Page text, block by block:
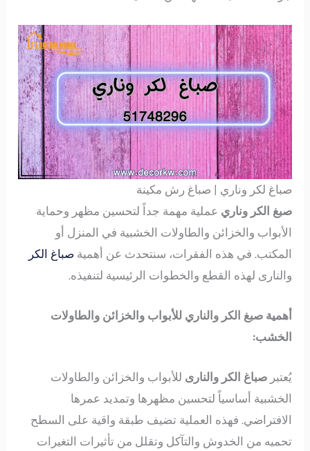
صباغ لكر وناري | صباغ رش مكينة
صبغ الكر وناري عملية مهمة جداً لتحسين مظهر وحماية
الأبواب والخزائن والطاولات الخشبية في المنزل أو
المكتب. في هذه الفقرات، سنتحدث عن أهميةصباغ الكر
والنارى لهذه القطع والخطوات الرئيسية لتنفيذه.
أهمية صبغ الكر والناري للأبواب والخزائن والطاولات
الخشب:
يُعتبرصباغ الكر والنارى للأبواب والخزائن والطاولات
الخشبية أساسياً لتحسين مظهرها وتمديد عمرها
الافتراضي. فهذه العملية تضيف طبقة واقية على السطح
تحميه من الخدوش والتآكل وتقلل من تأثيرات التغيرات